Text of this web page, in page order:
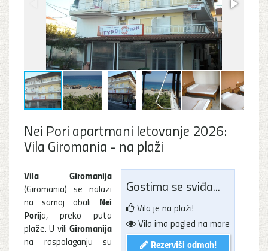
Nei Pori apartmani letovanje 2026:
Vila Giromania - na plaži
Gostima se sviđa...
Vila je na plaži!
Vila ima pogled na more
Rezerviši odmah!
Vila Giromanija
(Giromania) se nalazi
na samoj obali Nei
Porija, preko puta
plaže. U vili Giromanija
na raspolaganju su